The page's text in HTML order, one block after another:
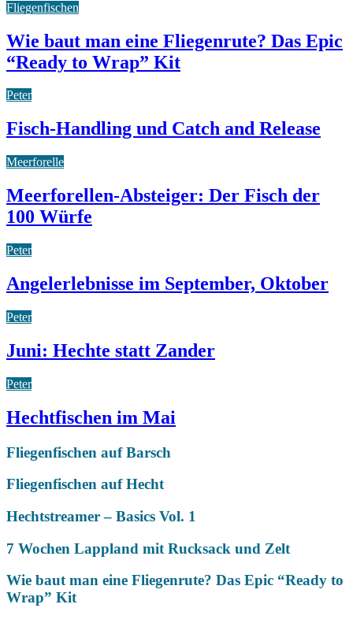
Fliegenfischen
Wie baut man eine Fliegenrute? Das Epic
“Ready to Wrap” Kit
Peter
Fisch-Handling und Catch and Release
Meerforelle
Meerforellen-Absteiger: Der Fisch der
100 Würfe
Peter
Angelerlebnisse im September, Oktober
Peter
Juni: Hechte statt Zander
Peter
Hechtfischen im Mai
Fliegenfischen auf Barsch
Fliegenfischen auf Hecht
Hechtstreamer – Basics Vol. 1
7 Wochen Lappland mit Rucksack und Zelt
Wie baut man eine Fliegenrute? Das Epic “Ready to
Wrap” Kit